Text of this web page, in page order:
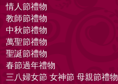
情人節禮物
教師節禮物
中秋節禮物
萬聖節禮物
聖誕節禮物
春節過年禮物
三八婦女節 女神節 母親節禮物